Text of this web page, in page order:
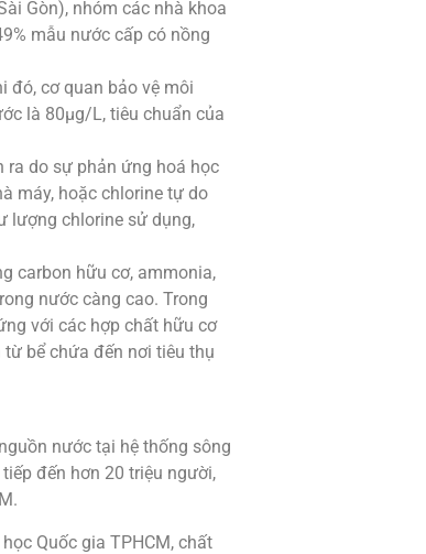
Gòn), nhóm các nhà khoa
mẫu nước cấp có nồng
đó, cơ quan bảo vệ môi
là 80µg/L, tiêu chuẩn của
ra do sự phản ứng hoá học
máy, hoặc chlorine tự do
lượng chlorine sử dụng,
carbon hữu cơ, ammonia,
nước càng cao. Trong
với các hợp chất hữu cơ
bể chứa đến nơi tiêu thụ
nước tại hệ thống sông
đến hơn 20 triệu người,
Quốc gia TPHCM, chất